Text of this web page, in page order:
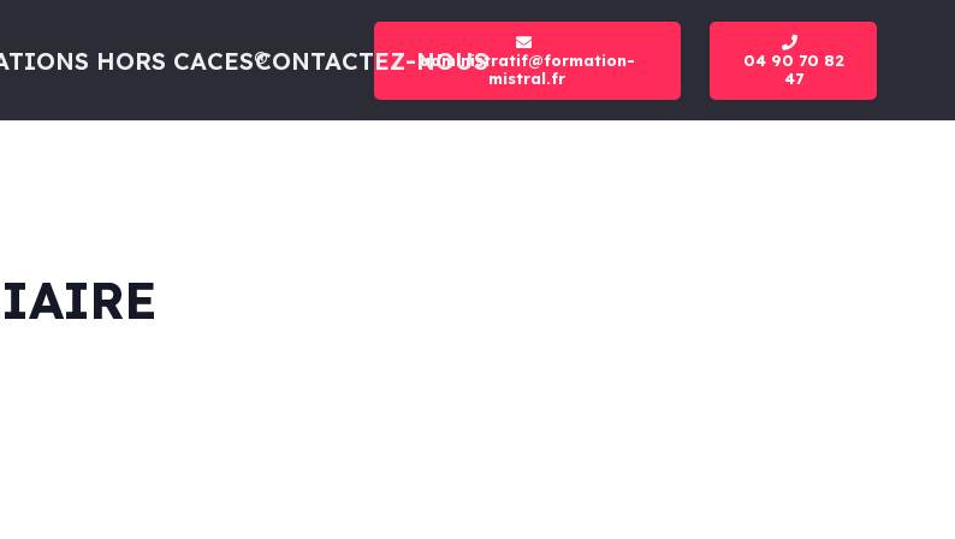
HORS CACES®CONTACTEZ-NOUSadministratif@formation-
mistral.fr
04 90 70 82
47